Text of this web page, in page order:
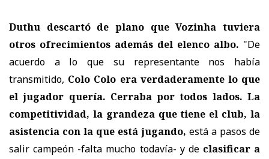
Duthu descartó de plano que Vozinha tuviera
otros ofrecimientos además del elenco albo. "De
acuerdo a lo que su representante nos había
transmitido, Colo Colo era verdaderamente lo que
el jugador quería. Cerraba por todos lados. La
competitividad, la grandeza que tiene el club, la
asistencia con la que está jugando, está a pasos de
salir campeón -falta mucho todavía- y de clasificar a